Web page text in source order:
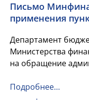
Письмо
применения
Департамент
Министерства
на обращение
порядка
Подробнее…